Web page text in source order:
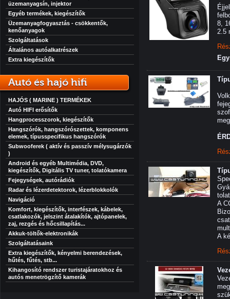
üzemanyagsín, injektor
Egyéb termékek, kiegészítők
Üzemanyagfogyasztás - csökkentők,
kenőanyagok
Szolgáltatások
Általános autóalkatrészek
Extra kiegészítők
Autó és hajó hifi
HAJÓS ( MARINE ) TERMÉKEK
Autó HIFI erősítők
Hangprocesszorok, kiegészítők
Hangszórók, hangszórószettek, komponens
elemek, típusspecifikus hangszórók
Subwooferek ( aktív és passzív mélysugárzók
)
Android és egyéb Multimédia, DVD,
kiegészítők, Digitális TV tuner, tolatókamera
Fejegységek, autórádiók
Radar és lézerdetektorok, lézerblokkolók
Navigáció
Komfort, kiegészítők, interfészek, kábelek,
csatlakozók, jelszint átalakítók, ajtópanelek,
zaj, rezgés és hőcsillapítás...
Akkuk-töltők-elektronikák
Szolgáltatásaink
Extra kiegészítők, kényelmi berendezések,
hűtés, fűtés, stb...
Kihangosító rendszer turistajáratokhoz és
autós menetrögzítő kamerák
8,
2.5
A
A